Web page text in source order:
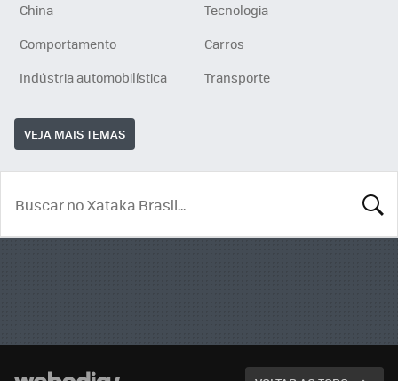
China
Tecnologia
Comportamento
Carros
Indústria automobilística
Transporte
VEJA MAIS TEMAS